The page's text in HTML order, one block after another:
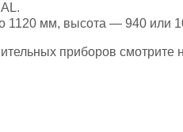
1120 мм, высота — 940 или
приборов смотрите